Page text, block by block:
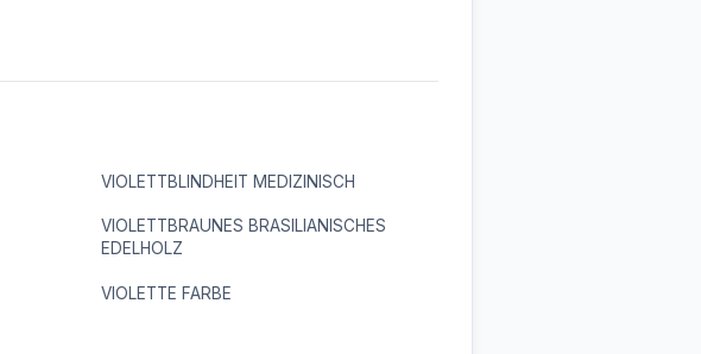
VIOLETTBLINDHEIT MEDIZINISCH
VIOLETTBRAUNES BRASILIANISCHES
EDELHOLZ
VIOLETTE FARBE